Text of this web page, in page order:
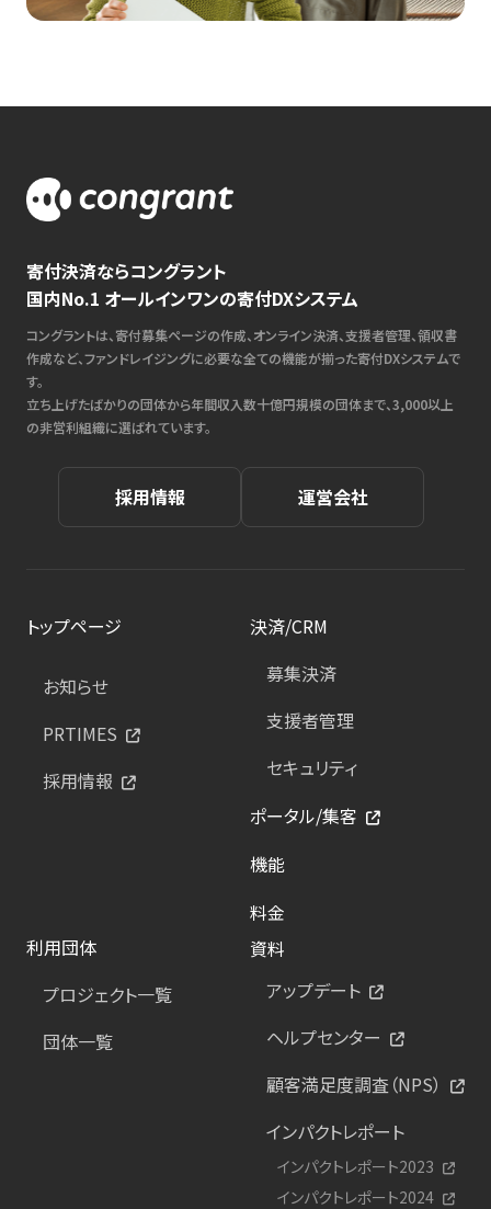
寄付決済ならコングラント
国内No.1 オールインワンの寄付DXシステム
コングラントは、寄付募集ページの作成、オンライン決済、支援者管理、領収書
作成など、ファンドレイジングに必要な全ての機能が揃った寄付DXシステムで
す。
立ち上げたばかりの団体から年間収入数十億円規模の団体まで、3,000以上
の非営利組織に選ばれています。
採用情報 運営会社
トップページ
お知らせ
PRTIMES
採用情報
決済/CRM
募集決済
支援者管理
セキュリティ
ポータル/集客
機能
料金
利用団体
プロジェクト一覧
団体一覧
資料
アップデート
ヘルプセンター
顧客満足度調査（NPS）
インパクトレポート
インパクトレポート2023
インパクトレポート2024